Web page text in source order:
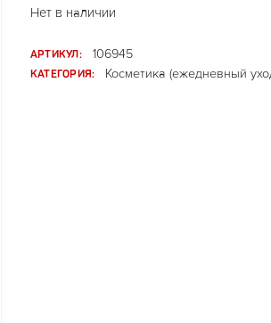
Нет в наличии
АРТИКУЛ:
106945
КАТЕГОРИЯ:
Косметика (ежедневный